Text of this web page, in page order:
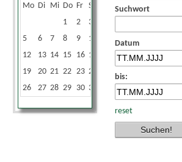
Mo Di Mi Do Fr Sa
1
2 3
5
6 7 8 9 10
12
13 14 15 16 17
19
20 21 22 23 24
26
27 28 29 30 31
Suchwort
Datum
bis:
reset